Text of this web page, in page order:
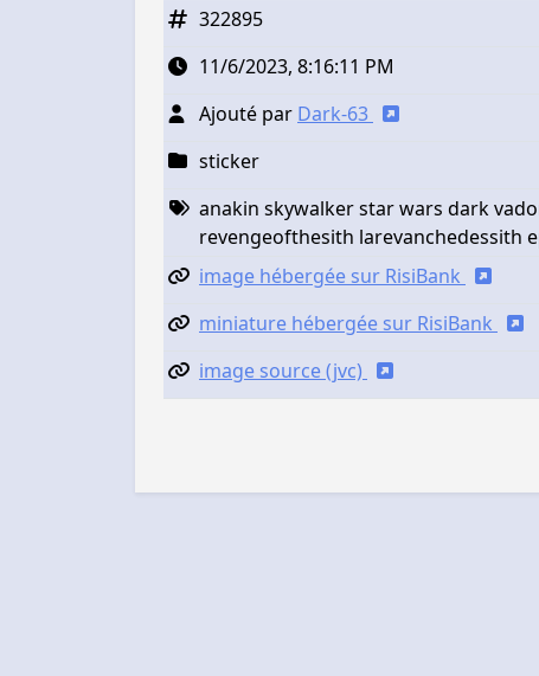
322895
11/6/2023, 8:16:11 PM
Ajouté par Dark-63
sticker
anakin skywalker star wars dark
revengeofthesith larevanchedessith
image hébergée sur RisiBank
miniature hébergée sur RisiBank
image source (jvc)